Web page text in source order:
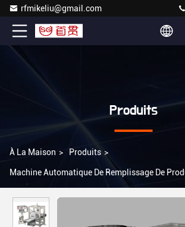
rfmikeliu@gmail.com
Produits
À La Maison > Produits >
Machine Automatique De Remplissage De
entièrement automatique avec écran tactile 7 "